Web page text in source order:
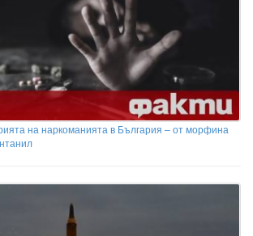
на наркоманията в България – от морфина